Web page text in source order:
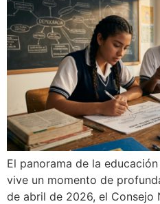
El panorama de la
vive un momento de
de abril de 2026, el Consejo